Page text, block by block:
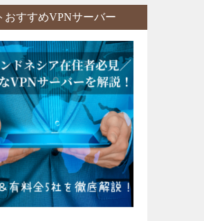
おすすめVPNサーバー